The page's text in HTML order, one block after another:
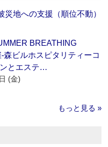
地への支援（順位不動）
BREATHING
森ビルホスピタリティーコ
とエステ…
(金)
もっと見る »